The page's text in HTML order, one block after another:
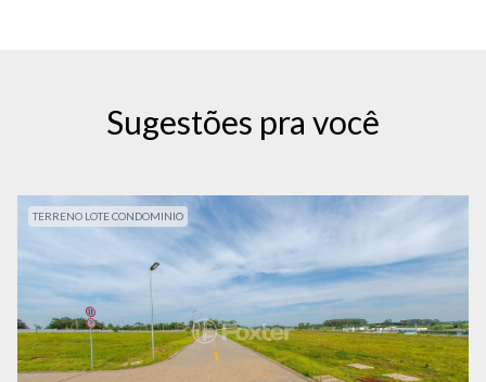
Sugestões pra você
TERRENO LOTE CONDOMINIO